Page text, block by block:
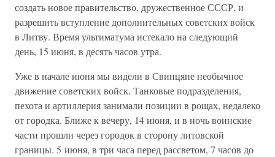
создать новое правительство, дружественное СССР, и
разрешить вступление дополнительных советских войск
в Литву. Время ультиматума истекало на следующий
день, 15 июня, в десять часов утра.
Уже в начале июня мы видели в Свинцяне необычное
движение советских войск. Танковые подразделения,
пехота и артиллерия занимали позиции в рощах, недалеко
от городка. Ближе к вечеру, 14 июня, и в ночь воинские
части прошли через городок в сторону литовской
границы. 5 июня, в три часа перед рассветом, 7 часов до